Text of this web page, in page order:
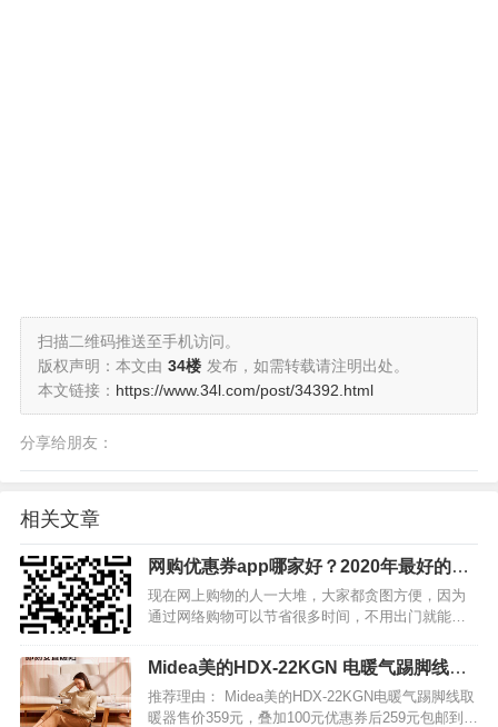
扫描二维码推送至手机访问。
版权声明：本文由 34楼 发布，如需转载请注明出处。
本文链接： https://www.34l.com/post/34392.html
分享给朋友：
相关文章
网购优惠券app哪家好？2020年最好的购
物软件推荐
现在网上购物的人一大堆，大家都贪图方便，因为
通过网络购物可以节省很多时间，不用出门就能买
的爱好了。经常网购的人肯定知道，现在有很多网
购可以领优惠券福利的app，那么，这些app哪家好
呢？今天，小编…
Midea美的HDX-22KGN 电暖气踢脚线取
暖器
推荐理由： Midea美的HDX-22KGN电暖气踢脚线取
暖器售价359元，叠加100元优惠券后259元包邮到